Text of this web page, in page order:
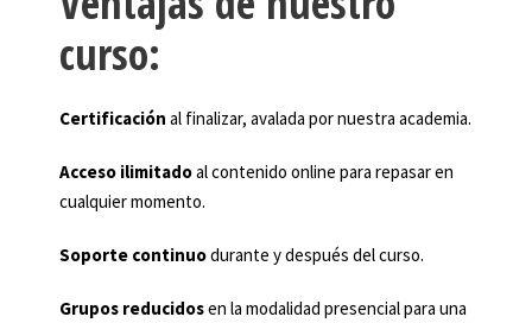
curso:
Certificación al finalizar, avalada por nuestra academia.
Acceso ilimitadoal contenido online para repasar en
cualquier momento.
Soporte continuodurante y después del curso.
Grupos reducidosen la modalidad presencial para una